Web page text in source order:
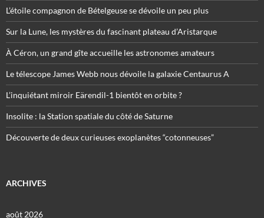
L’étoile compagnon de Bételgeuse se dévoile un peu plus
Sur la Lune, les mystères du fascinant plateau d’Aristarque
À Céron, un grand gîte accueille les astronomes amateurs
Le télescope James Webb nous dévoile la galaxie Centaurus A
L’inquiétant miroir Eärendil-1 bientôt en orbite ?
Insolite : la Station spatiale du côté de Saturne
Découverte de deux curieuses exoplanètes “cotonneuses”
ARCHIVES
août 2026